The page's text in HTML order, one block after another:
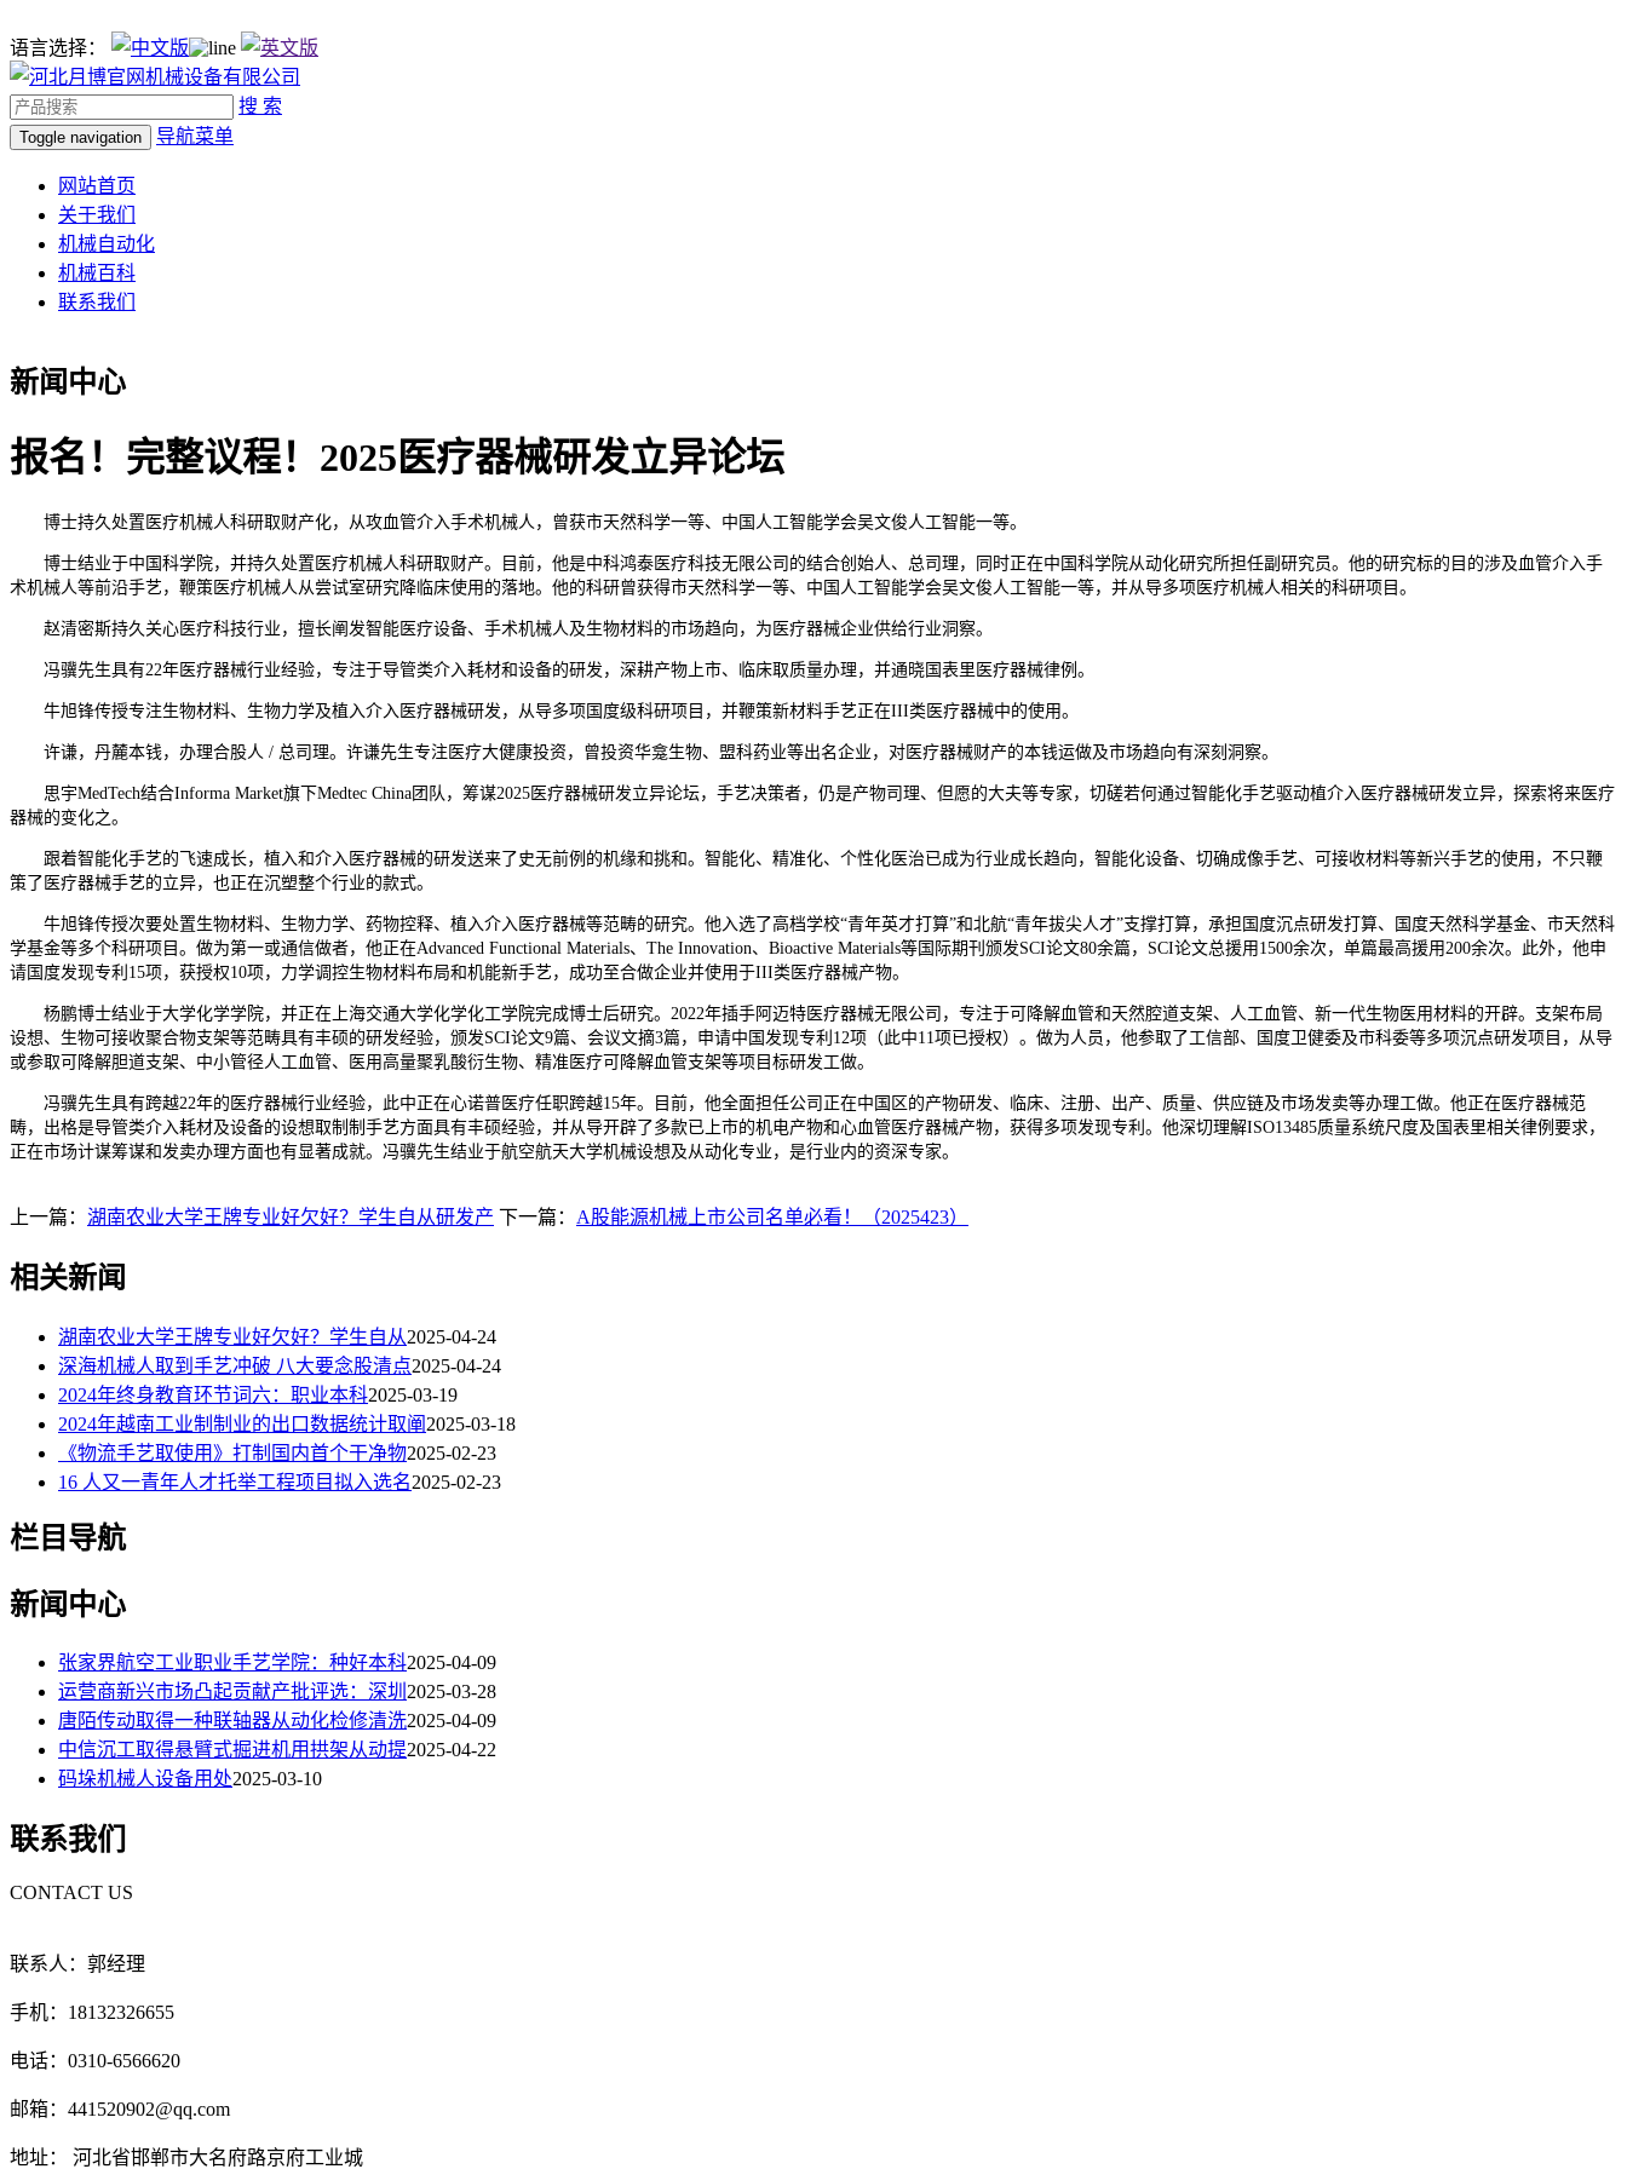
语言选择：
搜 索
Toggle navigation 导航菜单
网站首页
关于我们
机械自动化
机械百科
联系我们
新闻中心
报名！完整议程！2025医疗器械研发立异论坛
博士持久处置医疗机械人科研取财产化，从攻血管介入手术机械人，曾获市天然科学一等、中国人工智能学会吴文俊人工智能一等。
博士结业于中国科学院，并持久处置医疗机械人科研取财产。目前，他是中科鸿泰医疗科技无限公司的结合创始人、总司理，同时正在中国科学院从动化研究所担任副研究员。他的研究标的目的涉及血管介入手
术机械人等前沿手艺，鞭策医疗机械人从尝试室研究降临床使用的落地。他的科研曾获得市天然科学一等、中国人工智能学会吴文俊人工智能一等，并从导多项医疗机械人相关的科研项目。
赵清密斯持久关心医疗科技行业，擅长阐发智能医疗设备、手术机械人及生物材料的市场趋向，为医疗器械企业供给行业洞察。
冯骥先生具有22年医疗器械行业经验，专注于导管类介入耗材和设备的研发，深耕产物上市、临床取质量办理，并通晓国表里医疗器械律例。
牛旭锋传授专注生物材料、生物力学及植入介入医疗器械研发，从导多项国度级科研项目，并鞭策新材料手艺正在III类医疗器械中的使用。
许谦，丹麓本钱，办理合股人 / 总司理。许谦先生专注医疗大健康投资，曾投资华龛生物、盟科药业等出名企业，对医疗器械财产的本钱运做及市场趋向有深刻洞察。
思宇MedTech结合Informa Market旗下Medtec China团队，筹谋2025医疗器械研发立异论坛，手艺决策者，仍是产物司理、但愿的大夫等专家，切磋若何通过智能化手艺驱动植介入医疗器械研发立异，探索将来医疗
器械的变化之。
跟着智能化手艺的飞速成长，植入和介入医疗器械的研发送来了史无前例的机缘和挑和。智能化、精准化、个性化医治已成为行业成长趋向，智能化设备、切确成像手艺、可接收材料等新兴手艺的使用，不只鞭
策了医疗器械手艺的立异，也正在沉塑整个行业的款式。
牛旭锋传授次要处置生物材料、生物力学、药物控释、植入介入医疗器械等范畴的研究。他入选了高档学校“青年英才打算”和北航“青年拔尖人才”支撑打算，承担国度沉点研发打算、国度天然科学基金、市天然科
学基金等多个科研项目。做为第一或通信做者，他正在Advanced Functional Materials、The Innovation、Bioactive Materials等国际期刊颁发SCI论文80余篇，SCI论文总援用1500余次，单篇最高援用200余次。此外，他申
请国度发现专利15项，获授权10项，力学调控生物材料布局和机能新手艺，成功至合做企业并使用于III类医疗器械产物。
杨鹏博士结业于大学化学学院，并正在上海交通大学化学化工学院完成博士后研究。2022年插手阿迈特医疗器械无限公司，专注于可降解血管和天然腔道支架、人工血管、新一代生物医用材料的开辟。支架布局
设想、生物可接收聚合物支架等范畴具有丰硕的研发经验，颁发SCI论文9篇、会议文摘3篇，申请中国发现专利12项（此中11项已授权）。做为人员，他参取了工信部、国度卫健委及市科委等多项沉点研发项目，从导
或参取可降解胆道支架、中小管径人工血管、医用高量聚乳酸衍生物、精准医疗可降解血管支架等项目标研发工做。
冯骥先生具有跨越22年的医疗器械行业经验，此中正在心诺普医疗任职跨越15年。目前，他全面担任公司正在中国区的产物研发、临床、注册、出产、质量、供应链及市场发卖等办理工做。他正在医疗器械范
畴，出格是导管类介入耗材及设备的设想取制制手艺方面具有丰硕经验，并从导开辟了多款已上市的机电产物和心血管医疗器械产物，获得多项发现专利。他深切理解ISO13485质量系统尺度及国表里相关律例要求，
正在市场计谋筹谋和发卖办理方面也有显著成就。冯骥先生结业于航空航天大学机械设想及从动化专业，是行业内的资深专家。
上一篇： 湖南农业大学王牌专业好欠好？学生自从研发产 下一篇： A股能源机械上市公司名单必看！（2025423）
相关新闻
湖南农业大学王牌专业好欠好？学生自从2025-04-24
深海机械人取到手艺冲破 八大要念股清点2025-04-24
2024年终身教育环节词六：职业本科2025-03-19
2024年越南工业制制业的出口数据统计取阐 2025-03-18
《物流手艺取使用》打制国内首个干净物2025-02-23
16 人又一青年人才托举工程项目拟入选名2025-02-23
栏目导航
新闻中心
张家界航空工业职业手艺学院：种好本科2025-04-09
运营商新兴市场凸起贡献产批评选：深圳 2025-03-28
唐陌传动取得一种联轴器从动化检修清洗2025-04-09
中信沉工取得悬臂式掘进机用拱架从动提2025-04-22
码垛机械人设备用处2025-03-10
联系我们
CONTACT US
联系人：郭经理
手机：18132326655
电话：0310-6566620
邮箱：441520902@qq.com
地址： 河北省邯郸市大名府路京府工业城